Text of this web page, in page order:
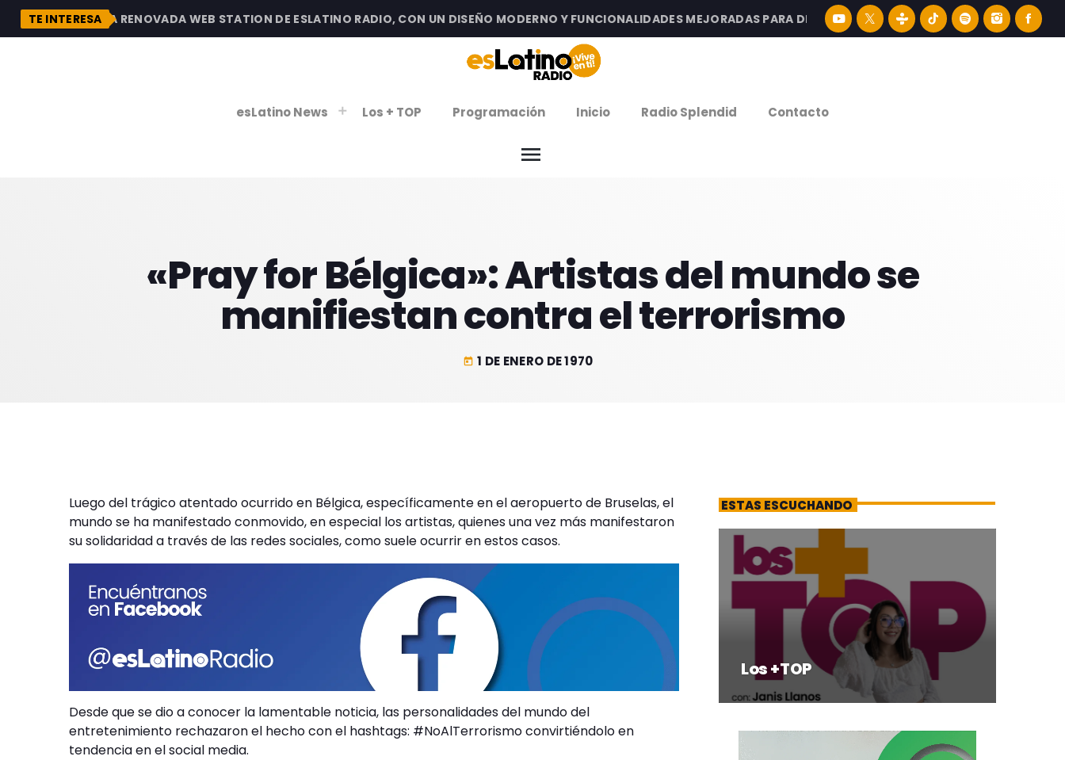
TE INTERESA
DESCUBRE LA RENOVADA WEB STATION DE ESLATINO RADIO, CON UN DISEÑO MODERNO Y FUNCIONALIDADES MEJORADAS PARA DISFRUTAR LA MEJOR MÚSICA LATINA Y
esLatino News Los + TOP Programación Inicio Radio Splendid Contacto
menu
PROGRAMACIÓN
«Pray for Bélgica»: Artistas del mundo se
manifiestan contra el terrorismo
today 1 DE ENERO DE 1970
Luego del trágico atentado ocurrido en Bélgica, específicamente en el aeropuerto de Bruselas, el
mundo se ha manifestado conmovido, en especial los artistas, quienes una vez más manifestaron
su solidaridad a través de las redes sociales, como suele ocurrir en estos casos.
Desde que se dio a conocer la lamentable noticia, las personalidades del mundo del
entretenimiento rechazaron el hecho con el hashtags: #NoAlTerrorismo convirtiéndolo en
tendencia en el social media.
ESTAS ESCUCHANDO
Los +TOP